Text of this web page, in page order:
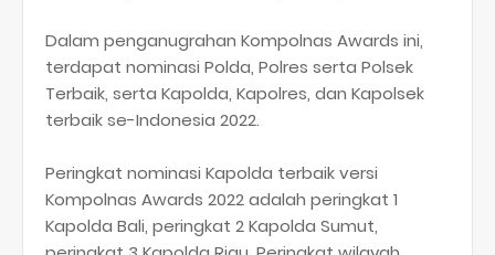
Dalam penganugrahan Kompolnas Awards ini,
terdapat nominasi Polda, Polres serta Polsek
Terbaik, serta Kapolda, Kapolres, dan Kapolsek
terbaik se-Indonesia 2022.
Peringkat nominasi Kapolda terbaik versi
Kompolnas Awards 2022 adalah peringkat 1
Kapolda Bali, peringkat 2 Kapolda Sumut,